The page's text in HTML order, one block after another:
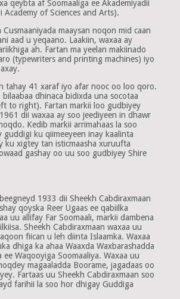
qeybta af Soomaaliga ee Akademiyadii
Academy of Sciences and Arts).
maaysan noqon mid caan
aad u yeqaano. Laakiin, waxaa ay
ah. Fartan ma yeelan makiinado
(typewriters and printing machines) iyo
tahay 41 xaraf iyo afar nooc oo loo qoro.
bilaabaa dhinaca bidixda una socotaa
to right). Fartan markii loo gudbiyey
dii waxaa ay soo jeediyeen in dhawr
Kedib markii arrimahaas la soo
guddigi ku qiimeeyeen inay kaalinta
ku xigtey tan isticmaasha xuruufta
gashay oo uu soo gudbiyey Shire
1933 dii Sheekh Cabdiraxmaan
qoyska Reer Ugaas ee qabiilka
uu allifay Far Soomaali, markii dambena
Sheekh Cabdiraxmaan waxaa uu
fiican u leh diinta Islaamka. Waxaa
dhiga ka ahaa Waaxda Waxbarashadda
Waqooyiga Soomaaliya. Waxaa uu
magaaladda Boorame, jagadaas oo
Fartaas uu Sheekh Cabdiraxmaan soo
farihii la soo hor dhigay Guddiga